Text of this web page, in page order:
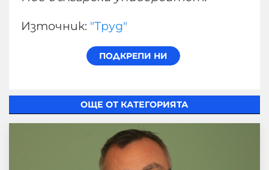
Източник: "Труд"
ОЩЕ ОТ КАТЕГОРИЯТА